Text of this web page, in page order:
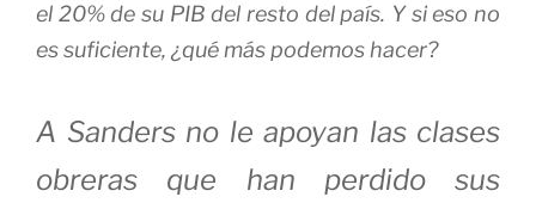
el 20% de su PIB del resto del país. Y si eso no
es suficiente, ¿qué más podemos hacer?
A Sanders no le apoyan las clases
obreras que han perdido sus